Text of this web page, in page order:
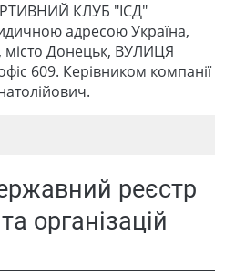
КЛУБ "ІСД"
адресою Україна,
місто Донецьк, ВУЛИЦЯ
609. Керівником компанії
реєстр
організацій